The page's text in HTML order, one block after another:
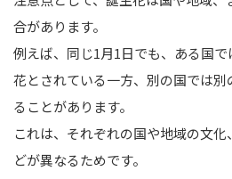
合があります。
例えば、同じ1月1日でも、ある国
花とされている一方、別の国では
ることがあります。
これは、それぞれの国や地域の文
どが異なるためです。